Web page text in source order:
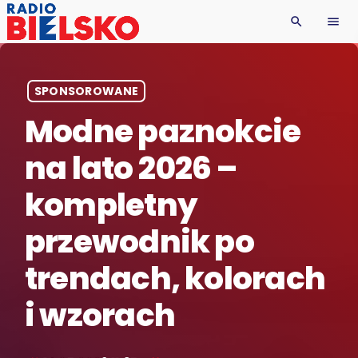
search menu
SPONSOROWANE
Modne paznokcie
na lato 2026 –
kompletny
przewodnik po
trendach, kolorach
i wzorach